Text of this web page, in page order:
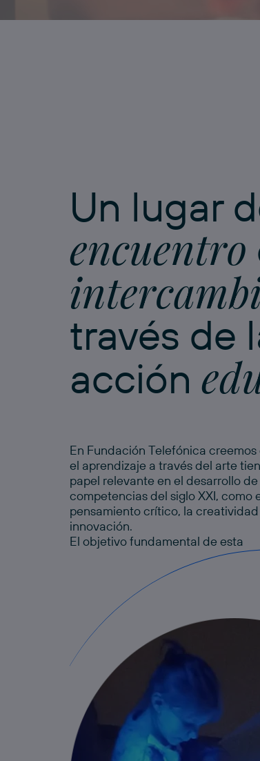
Un lugar
encuentro
través de
acción
En Fundación Telefónica creemos
el aprendizaje a través del arte
papel relevante en el desarrollo de
competencias del siglo XXI, como
pensamiento crítico, la creatividad
innovación.
El objetivo fundamental de esta